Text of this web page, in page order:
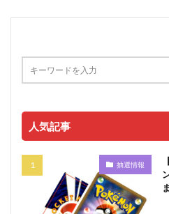
人気記事
抽選情報